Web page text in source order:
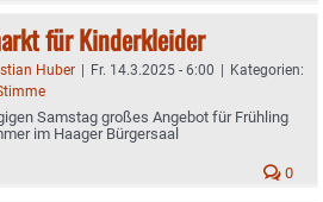
für Kinderkleider
Huber | Fr. 14.3.2025 - 6:00 | Kategorien:
Samstag großes Angebot für Frühling
im Haager Bürgersaal
0